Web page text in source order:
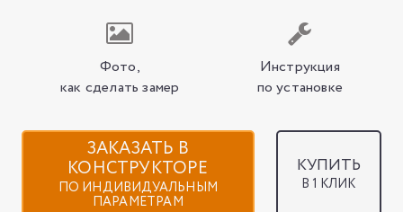
Фото,
как сделать замер
Инструкция
по установке
ЗАКАЗАТЬ В
КОНСТРУКТОРЕ
ПО ИНДИВИДУАЛЬНЫМ
ПАРАМЕТРАМ
КУПИТЬ
В 1 КЛИК